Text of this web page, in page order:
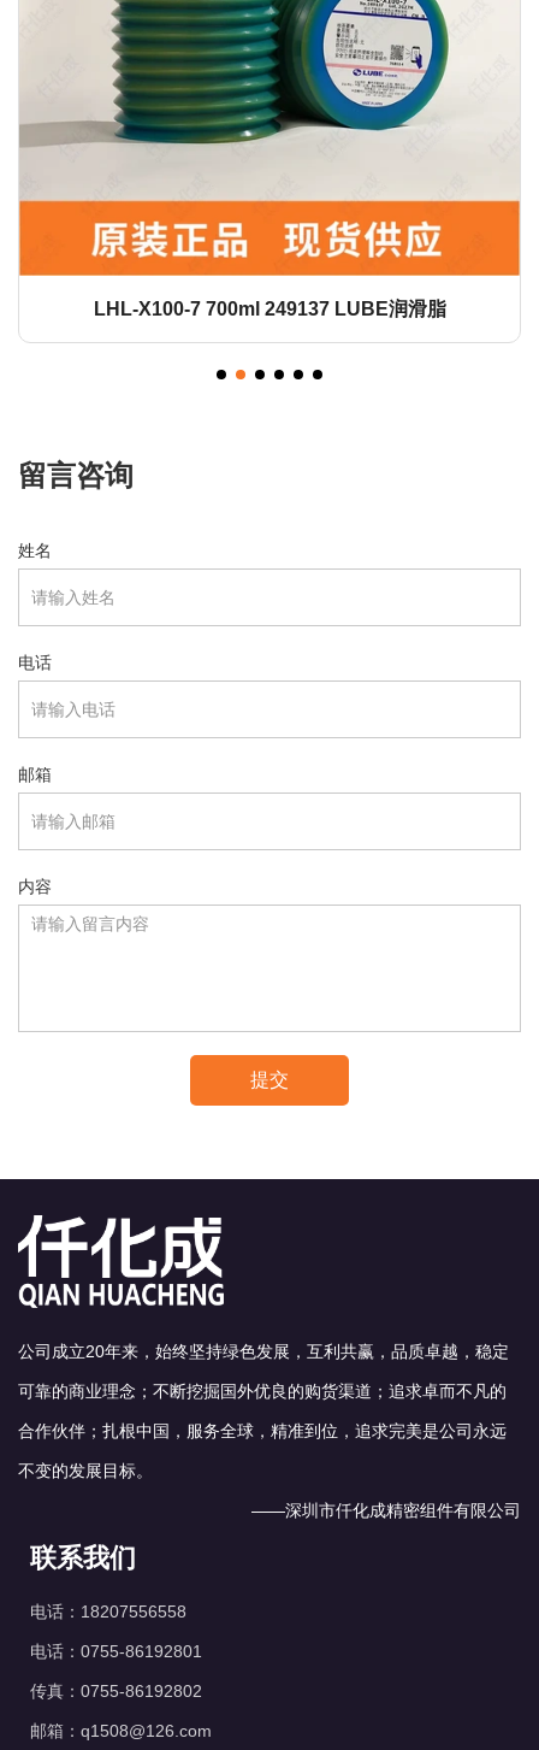
LHL-X100-7 700ml 249137 LUBE润滑脂
留言咨询
姓名
电话
邮箱
内容
提交
公司成立20年来，始终坚持绿色发展，互利共赢，品质卓越，稳定
可靠的商业理念；不断挖掘国外优良的购货渠道；追求卓而不凡的
合作伙伴；扎根中国，服务全球，精准到位，追求完美是公司永远
不变的发展目标。
——深圳市仟化成精密组件有限公司
联系我们
电话：18207556558
电话：0755-86192801
传真：0755-86192802
邮箱：q1508@126.com